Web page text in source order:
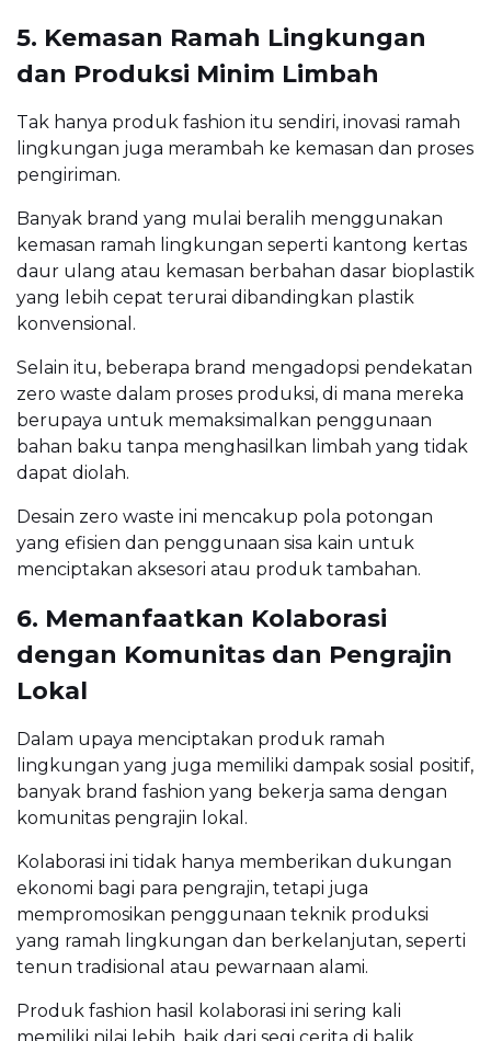
5. Kemasan Ramah Lingkungan
dan Produksi Minim Limbah
Tak hanya produk fashion itu sendiri, inovasi ramah
lingkungan juga merambah ke kemasan dan proses
pengiriman.
Banyak brand yang mulai beralih menggunakan
kemasan ramah lingkungan seperti kantong kertas
daur ulang atau kemasan berbahan dasar bioplastik
yang lebih cepat terurai dibandingkan plastik
konvensional.
Selain itu, beberapa brand mengadopsi pendekatan
zero waste dalam proses produksi, di mana mereka
berupaya untuk memaksimalkan penggunaan
bahan baku tanpa menghasilkan limbah yang tidak
dapat diolah.
Desain zero waste ini mencakup pola potongan
yang efisien dan penggunaan sisa kain untuk
menciptakan aksesori atau produk tambahan.
6. Memanfaatkan Kolaborasi
dengan Komunitas dan Pengrajin
Lokal
Dalam upaya menciptakan produk ramah
lingkungan yang juga memiliki dampak sosial positif,
banyak brand fashion yang bekerja sama dengan
komunitas pengrajin lokal.
Kolaborasi ini tidak hanya memberikan dukungan
ekonomi bagi para pengrajin, tetapi juga
mempromosikan penggunaan teknik produksi
yang ramah lingkungan dan berkelanjutan, seperti
tenun tradisional atau pewarnaan alami.
Produk fashion hasil kolaborasi ini sering kali